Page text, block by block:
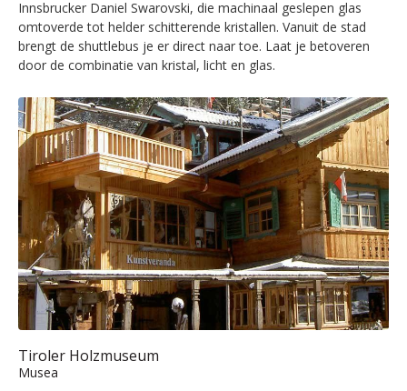
Innsbrucker Daniel Swarovski, die machinaal geslepen glas
omtoverde tot helder schitterende kristallen. Vanuit de stad
brengt de shuttlebus je er direct naar toe. Laat je betoveren
door de combinatie van kristal, licht en glas.
Tiroler Holzmuseum
Musea